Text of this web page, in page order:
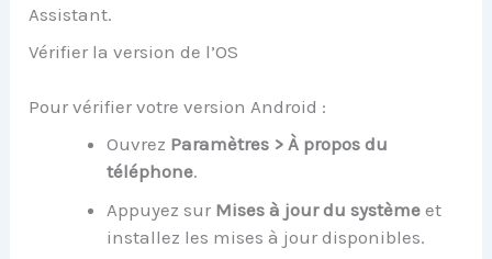
Assistant.
Vérifier la version de l’OS
Pour vérifier votre version Android :
Ouvrez Paramètres > À propos du
téléphone.
Appuyez sur Mises à jour du système et
installez les mises à jour disponibles.